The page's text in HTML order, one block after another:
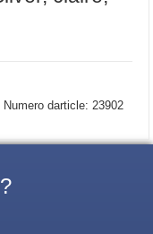
Numero darticle: 23902